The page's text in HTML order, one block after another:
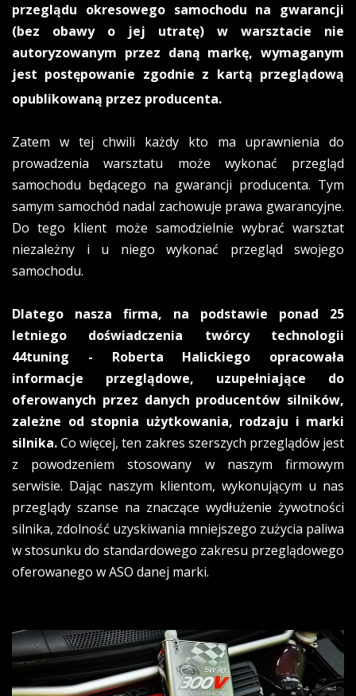
przeglądu okresowego samochodu na gwarancji
(bez obawy o jej utratę) w warsztacie nie
autoryzowanym przez daną markę, wymaganym
jest postępowanie zgodnie z kartą przeglądową
opublikowaną przez producenta.
Zatem w tej chwili każdy kto ma uprawnienia do
prowadzenia warsztatu może wykonać przegląd
samochodu będącego na gwarancji producenta. Tym
samym samochód nadal zachowuje prawa gwarancyjne.
Do tego klient może samodzielnie wybrać warsztat
niezależny i u niego wykonać przegląd swojego
samochodu.
Dlatego nasza firma, na podstawie ponad 25
letniego doświadczenia twórcy technologii
44tuning - Roberta Halickiego opracowała
informacje przeglądowe, uzupełniające do
oferowanych przez danych producentów silników,
zależne od stopnia użytkowania, rodzaju i marki
silnika.Co więcej, ten zakres szerszych przeglądów jest
z powodzeniem stosowany w naszym firmowym
serwisie. Dając naszym klientom, wykonującym u nas
przeglądy szanse na znaczące wydłużenie żywotności
silnika, zdolność uzyskiwania mniejszego zużycia paliwa
w stosunku do standardowego zakresu przeglądowego
oferowanego w ASO danej marki.